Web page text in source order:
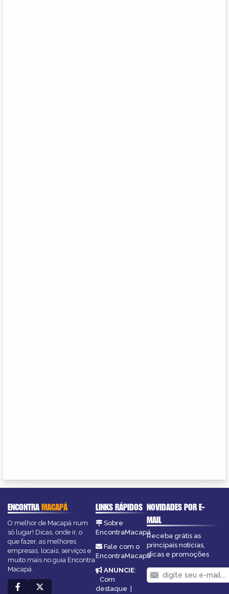
ENCONTRAMACAPÁ
O melhor de Macapá num
só lugar! Dicas, onde ir, o
que fazer, as melhores
empresas, locais, serviços e
muito mais no guia Encontra
Macapá.
LINKS RÁPIDOS
Sobre
EncontraMacapá
Fale com o
EncontraMacapá
ANUNCIE:
Com
destaque
NOVIDADES POR E-
MAIL
Receba grátis as
principais notícias,
dicas e promoções